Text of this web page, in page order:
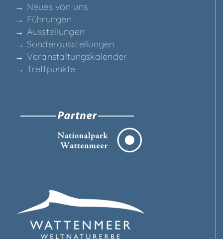
→ Neu­es von uns
→ Füh­run­gen
→ Aus­stel­lun­gen
→ Son­der­aus­stel­lun­gen
→ Ver­an­stal­tungs­ka­len­der
→ Treff­punk­te